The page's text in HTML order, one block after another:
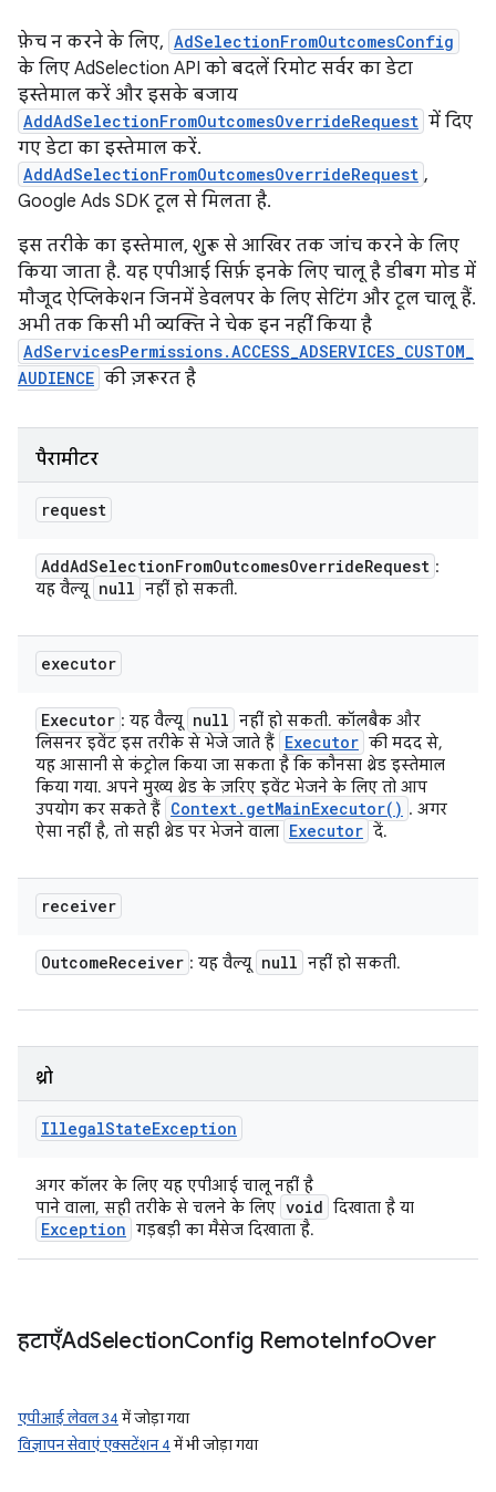
फ़ेच न करने के लिए, AdSelectionFromOutcomesConfig
के लिए AdSelection API को बदलें रिमोट सर्वर का डेटा
इस्तेमाल करें और इसके बजाय
AddAdSelectionFromOutcomesOverrideRequest में दिए
गए डेटा का इस्तेमाल करें.
AddAdSelectionFromOutcomesOverrideRequest ,
Google Ads SDK टूल से मिलता है.
इस तरीके का इस्तेमाल, शुरू से आखिर तक जांच करने के लिए
किया जाता है. यह एपीआई सिर्फ़ इनके लिए चालू है डीबग मोड में
मौजूद ऐप्लिकेशन जिनमें डेवलपर के लिए सेटिंग और टूल चालू हैं.
अभी तक किसी भी व्यक्ति ने चेक इन नहीं किया है
AdServicesPermissions.ACCESS_ADSERVICES_CUSTOM_
AUDIENCE की ज़रूरत है
पैरामीटर
request
AddAdSelectionFromOutcomesOverrideRequest :
यह वैल्यू null नहीं हो सकती.
executor
Executor : यह वैल्यू null नहीं हो सकती. कॉलबैक और
लिसनर इवेंट इस तरीके से भेजे जाते हैं Executor की मदद से,
यह आसानी से कंट्रोल किया जा सकता है कि कौनसा थ्रेड इस्तेमाल
किया गया. अपने मुख्य थ्रेड के ज़रिए इवेंट भेजने के लिए तो आप
उपयोग कर सकते हैं Context. getMainExecutor( ) . अगर
ऐसा नहीं है, तो सही थ्रेड पर भेजने वाला Executor दें.
receiver
OutcomeReceiver : यह वैल्यू null नहीं हो सकती.
थ्रो
IllegalStateException
अगर कॉलर के लिए यह एपीआई चालू नहीं है
पाने वाला, सही तरीके से चलने के लिए void दिखाता है या
Exception गड़बड़ी का मैसेज दिखाता है.
हटाएँAdSelectionConfig RemoteInfoOver
एपीआई लेवल 34में जोड़ा गया
विज्ञापन सेवाएं एक्सटेंशन 4में भी जोड़ा गया